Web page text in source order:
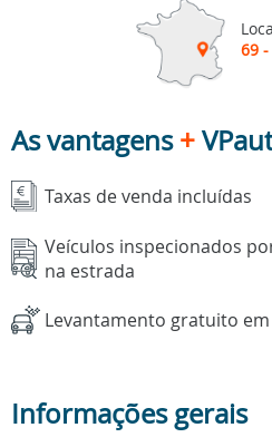
69 -
As vantagens+
Taxas de venda incluídas
Veículos inspecionados
na estrada
Levantamento gratuito em
Informações gerais